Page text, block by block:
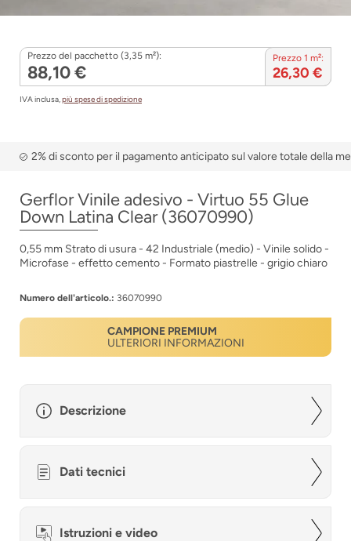
Prezzo del pacchetto (3,35 m²):
88,10 €
Prezzo 1 m²:
26,30 €
IVA inclusa,più spese di spedizione
2% di sconto per il pagamento anticipato sul valore totale della
Gerflor Vinile adesivo - Virtuo 55 Glue
Down Latina Clear (36070990)
0,55 mm Strato di usura - 42 Industriale (medio) - Vinile solido -
Microfase - effetto cemento - Formato piastrelle - grigio chiaro
Numero dell'articolo.: 36070990
CAMPIONE PREMIUM
ULTERIORI INFORMAZIONI
Descrizione
Dati tecnici
Istruzioni e video